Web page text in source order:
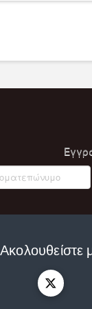
Ακολουθείστε